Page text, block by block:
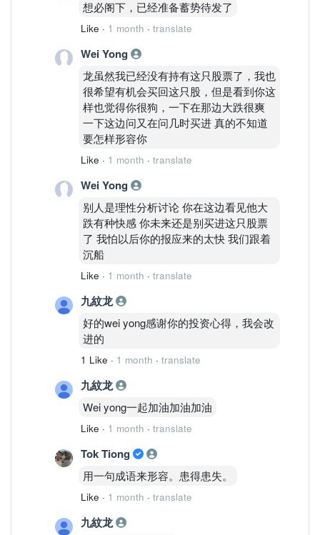
想必阁下，已经准备蓄势待发了
Like · 1 month · translate
Wei Yong
龙虽然我已经没有持有这只股票了，我也
很希望有机会买回这只股，但是看到你这
样也觉得你很狗，一下在那边大跌很爽
一下这边问又在问几时买进 真的不知道
要怎样形容你
Like · 1 month · translate
Wei Yong
别人是理性分析讨论 你在这边看见他大
跌有种快感 你未来还是别买进这只股票
了 我怕以后你的报应来的太快 我们跟着
沉船
Like · 1 month · translate
九紋龙
好的wei yong感谢你的投资心得，我会改
进的
1 Like · 1 month · translate
九紋龙
Wei yong一起加油加油加油
Like · 1 month · translate
Tok Tiong
用一句成语来形容。患得患失。
Like · 1 month · translate
九紋龙